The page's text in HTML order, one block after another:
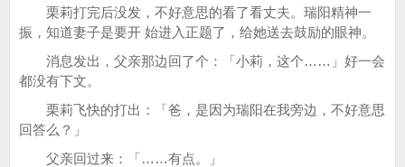
栗莉打完后没发，不好意思的看了看丈夫。瑞阳精神一
振，知道妻子是要开 始进入正题了，给她送去鼓励的眼神。
消息发出，父亲那边回了个：「小莉，这个……」好一会
都没有下文。
栗莉飞快的打出：「爸，是因为瑞阳在我旁边，不好意思
回答么？」
父亲回过来：「……有点。」